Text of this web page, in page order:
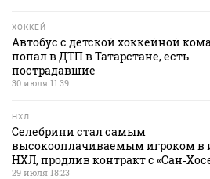
ХОККЕЙ
Автобус с детской хоккейной
попал в ДТП в Татарстане, есть
пострадавшие
30 июля 11:39
НХЛ
Селебрини стал самым
высокооплачиваемым игроком в
НХЛ, продлив контракт с
29 июля 18:23